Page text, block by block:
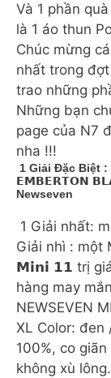
Và 1 phần
là 1 áo thun
Chúc mừng
nhất trong
trao những
Những bạn
page của N7
nha !!!
1 Giải Đặc Biệt
𝗘𝗠𝗕𝗘𝗥𝗧𝗢𝗡
Newseven
1 Giải nhất:
Giải nhì : một
𝗠𝗶𝗻𝗶 𝟭𝟭 trị
hàng may
NEWSEVEN
XL Color: đen
100%, co
không xù